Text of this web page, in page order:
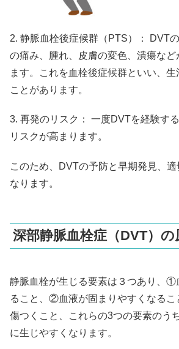
2. 静脈血栓後症候群（PTS）： DVT
の痛み、腫れ、皮膚の変色、潰瘍など
ます。これを血栓後症候群といい、
ことがあります。
3. 再発のリスク： 一度DVTを経験す
リスクが高まります。
このため、DVTの予防と早期発見、適
なります。
深部静脈血栓症（DVT）の
静脈血栓が生じる要素は３つあり、①
ること、②血液が固まりやすくなる
傷つくこと、これらの3つの要素のう
に生じやすくなります。